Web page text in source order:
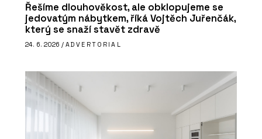
Řešíme dlouhověkost, ale obklopujeme se
jedovatým nábytkem, říká Vojtěch Juřenčák,
který se snaží stavět zdravě
24. 6. 2026 / ADVERTORIAL